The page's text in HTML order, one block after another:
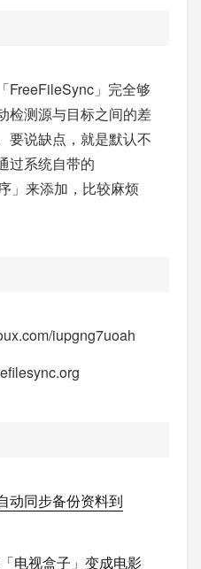
FreeFileSync」完全够
检测源与目标之间的差
要说缺点，就是默认不
过系统自带的
」来添加，比较麻烦
iupgng7uoah
动同步备份资料到
电视盒子」变成电影